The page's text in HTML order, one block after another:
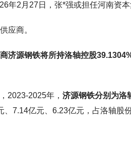
年2月27日，张*强或担任河南资本
应商。
济源钢铁将所持洛轴控股
2023-2025年， 济源钢铁分别为洛
、7.14亿元、6.23亿元，占洛轴股